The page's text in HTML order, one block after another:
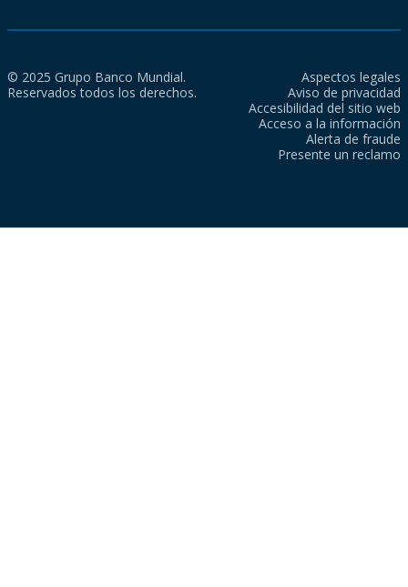
© 2025 Grupo Banco Mundial.
Reservados todos los derechos.
Aspectos legales
Aviso de privacidad
Accesibilidad del sitio web
Acceso a la información
Alerta de fraude
Presente un reclamo